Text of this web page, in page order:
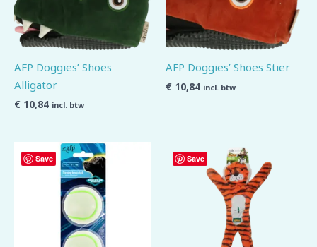
AFP Doggies’ Shoes
Alligator
€ 10,84 incl. btw
AFP Doggies’ Shoes Stier
€ 10,84 incl. btw
Save Save